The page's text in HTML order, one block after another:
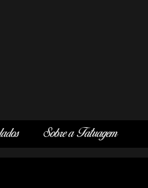
Sobre a Tatuagem